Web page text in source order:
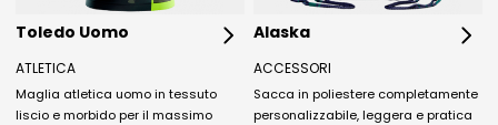
Toledo Uomo
ATLETICA
Maglia atletica uomo in tessuto
liscio e morbido per il massimo
Alaska
ACCESSORI
Sacca in poliestere completamente
personalizzabile, leggera e pratica